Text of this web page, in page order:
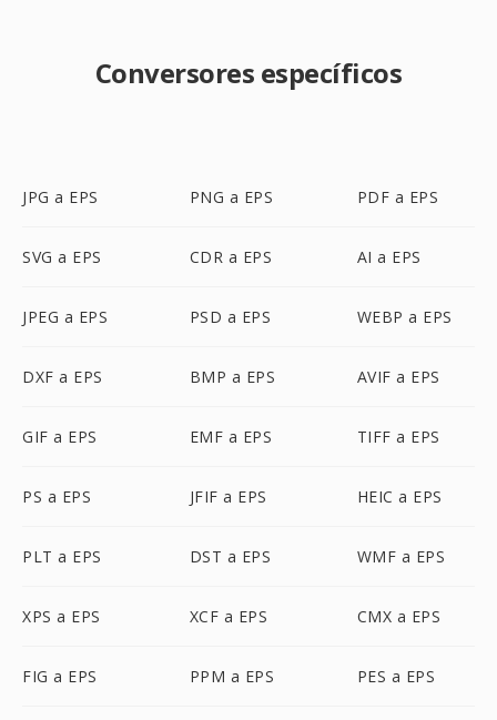
Conversores específicos
JPG a EPS PNG a EPS PDF a EPS
SVG a EPS CDR a EPS AI a EPS
JPEG a EPS PSD a EPS WEBP a EPS
DXF a EPS BMP a EPS AVIF a EPS
GIF a EPS EMF a EPS TIFF a EPS
PS a EPS JFIF a EPS HEIC a EPS
PLT a EPS DST a EPS WMF a EPS
XPS a EPS XCF a EPS CMX a EPS
FIG a EPS PPM a EPS PES a EPS